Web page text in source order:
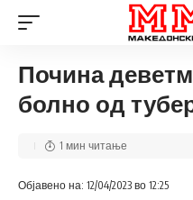
Почина
болно од
Објавено на: 12/04/2023 во 12:25
1 мин читање